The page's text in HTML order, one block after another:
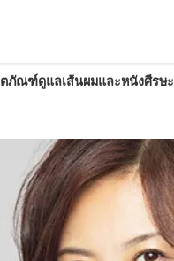
ภัณฑ์ดูแลเส้นผมและหนังศีรษะ